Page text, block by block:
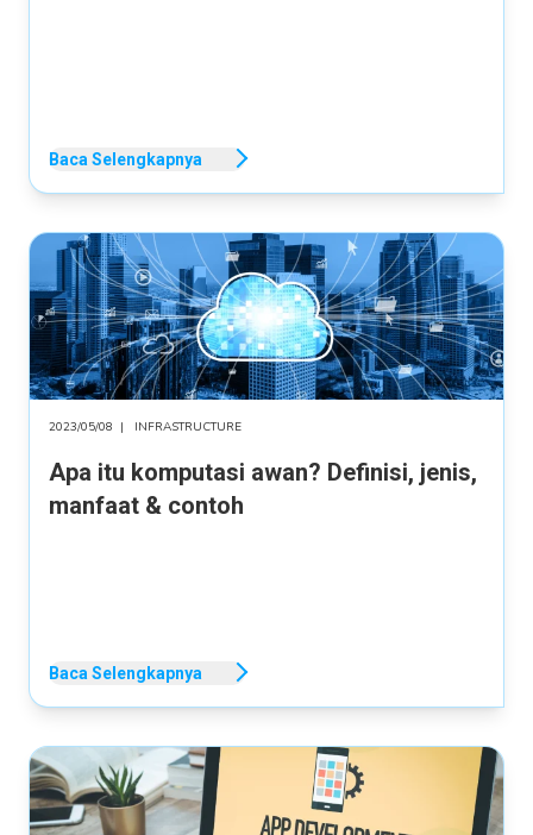
Baca Selengkapnya
2023/05/08 | INFRASTRUCTURE
Apa itu komputasi awan? Definisi, jenis,
manfaat & contoh
Baca Selengkapnya